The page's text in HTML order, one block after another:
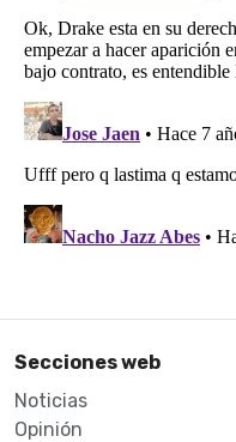
Secciones web
Noticias
Opinión